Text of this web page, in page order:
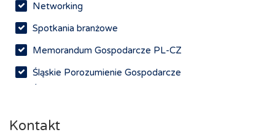
Networking
Spotkania branżowe
Memorandum Gospodarcze PL-CZ
Śląskie Porozumienie Gospodarcze
Kontakt